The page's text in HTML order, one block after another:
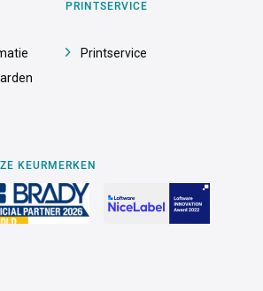
PRINTSERVICE
Printservice
KEURMERKEN